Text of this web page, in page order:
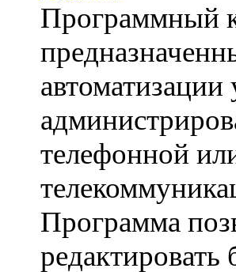
Программный
автоматизации
телефонной
Программа
редактировать